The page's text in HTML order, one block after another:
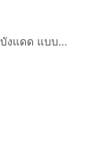
ร่มรถยนต์กันแดด ร่มบังแดด แบบหนา